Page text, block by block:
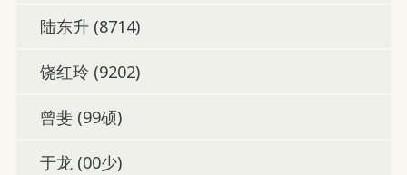
陆东升 (8714)
饶红玲 (9202)
曾斐 (99硕)
于龙 (00少)